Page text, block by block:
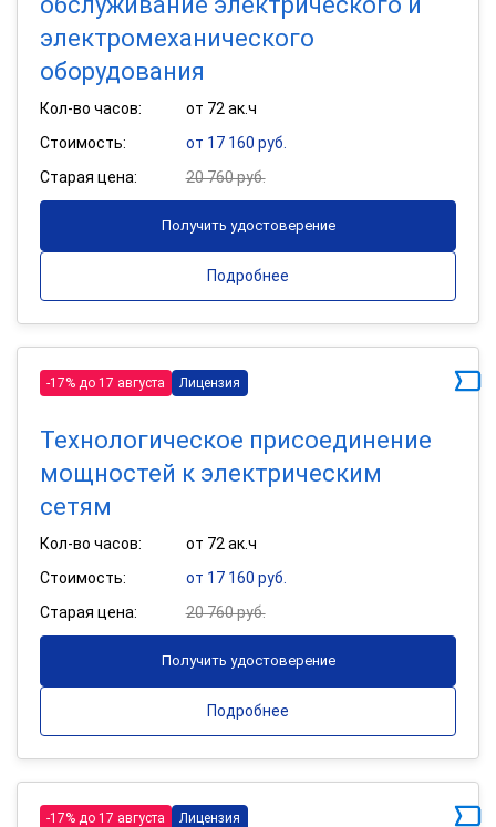
электромеханического
оборудования
Кол-во часов:
от 72 ак.ч
Стоимость:
от 17 160 руб.
Старая цена:
20 760 руб.
Получить удостоверение
Подробнее
-17% до 17 августа Лицензия
Технологическое присоединение
мощностей к электрическим
сетям
Кол-во часов:
от 72 ак.ч
Стоимость:
от 17 160 руб.
Старая цена:
20 760 руб.
Получить удостоверение
Подробнее
-17% до 17 августа Лицензия